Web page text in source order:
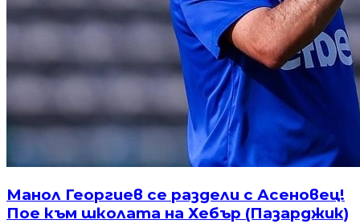
Манол Георгиев се раздели с Асеновец!
Пое към школата на Хебър (Пазарджик)